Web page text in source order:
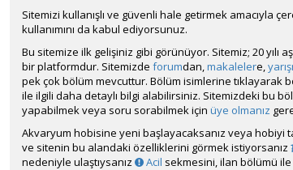
Gursel
Forum Üyesi
0 adet mevcut.
4
Üyelik
Paylaşım
İlan
Üyenin
Üyenin
Sitemizi kullanışlı ve güvenli hale getirmek amacıyla
kullanımını da kabul ediyorsunuz.
Bu sitemize ilk gelişiniz gibi görünüyor. Sitemiz; 20 yılı
bir platformdur. Sitemizde forumdan,makalelere,
pek çok bölüm mevcuttur. Bölüm isimlerine tıklayarak
ile ilgili daha detaylı bilgi alabilirsiniz. Sitemizdeki bu
yapabilmek veya soru sorabilmek için üye olmanız
Akvaryum hobisine yeni başlayacaksanız veya hobiyi
ve sitenin bu alandaki özelliklerini görmek istiyorsanız
nedeniyle ulaştıysanız
Acil sekmesini, ilan bölümü